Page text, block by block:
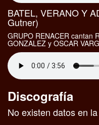
BATEL, VERANO Y
Gutner)
GRUPO RENACER cantan
GONZALEZ y OSCAR
Discografía
No existen datos en